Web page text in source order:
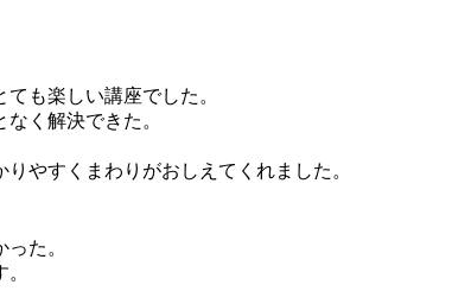
も楽しい講座でした。
く解決できた。
やすくまわりがおしえてくれました。
た。